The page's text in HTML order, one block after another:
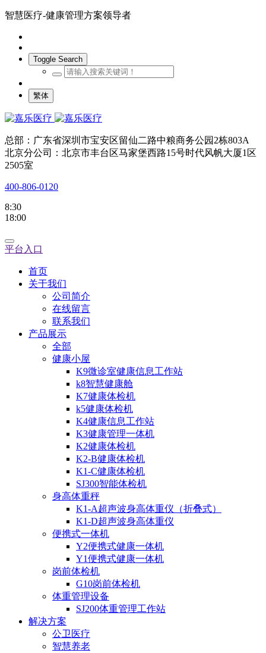
智慧医疗-健康管理方案领导者
Toggle Search
繁体
总部：广东省深圳市宝安区留仙二路中粮商务公园2栋803A
北京分公司：北京市丰台区马家堡西路15号时代风帆大厦1区
2505室
400-806-0120
8:30
18:00
平台入口
首页
关于我们
公司简介
在线留言
联系我们
产品展示
全部
健康小屋
K9微诊室健康信息工作站
k8智慧健康舱
K7健康体检机
k5健康体检机
K4健康信息工作站
K3健康管理一体机
K2健康体检机
K2-B健康体检机
K1-C健康体检机
SJ300智能体检机
身高体重秤
K1-A超声波身高体重仪（折叠式）
K1-D超声波身高体重仪
便携式一体机
Y2便携式健康一体机
Y1便携式健康一体机
岗前体检机
G10岗前体检机
体重管理设备
SJ200体重管理工作站
解决方案
公卫医疗
智慧养老